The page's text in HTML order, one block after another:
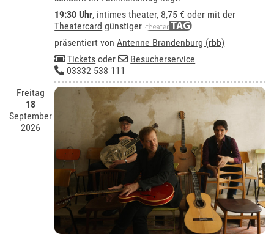
19:30 Uhr, intimes theater, 8,75 € oder mit der
Theatercard günstiger
präsentiert vonAntenne Brandenburg (rbb)
Tickets oder
Besucherservice
03332 538 111
Freitag
18
September
2026